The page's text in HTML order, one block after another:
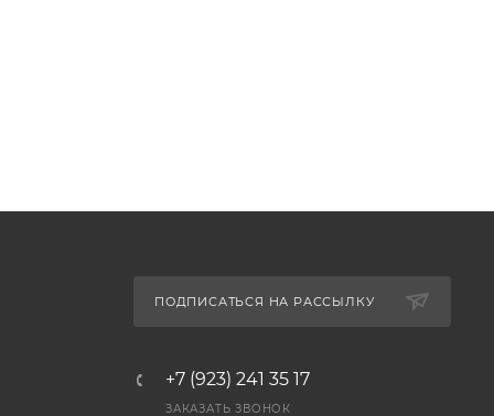
ПОДПИСАТЬСЯ НА РАССЫЛКУ
+7 (923) 241 35 17
ЗАКАЗАТЬ ЗВОНОК